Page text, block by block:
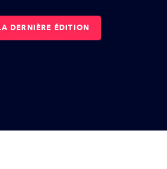
DERNIÈRE ÉDITION